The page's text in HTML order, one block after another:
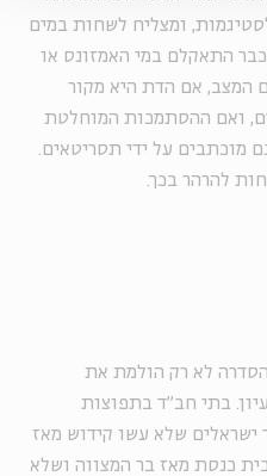
ומצליח לשחות במים
התאקלם במי האמזונס או
המצב, אם הדת היא מקור
ואם ההסתמכות המוחלטת
מוכתבים על ידי תסריטאים.
להרהר בכך.
לא רק הולמת את
בתי חב"ד בתפוצות
ישראלים שלא עשו קידוש מאז
כנסת מאז בר המצווה ושלא